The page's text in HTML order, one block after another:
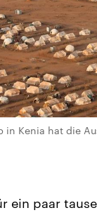
in Kenia hat die
ein paar